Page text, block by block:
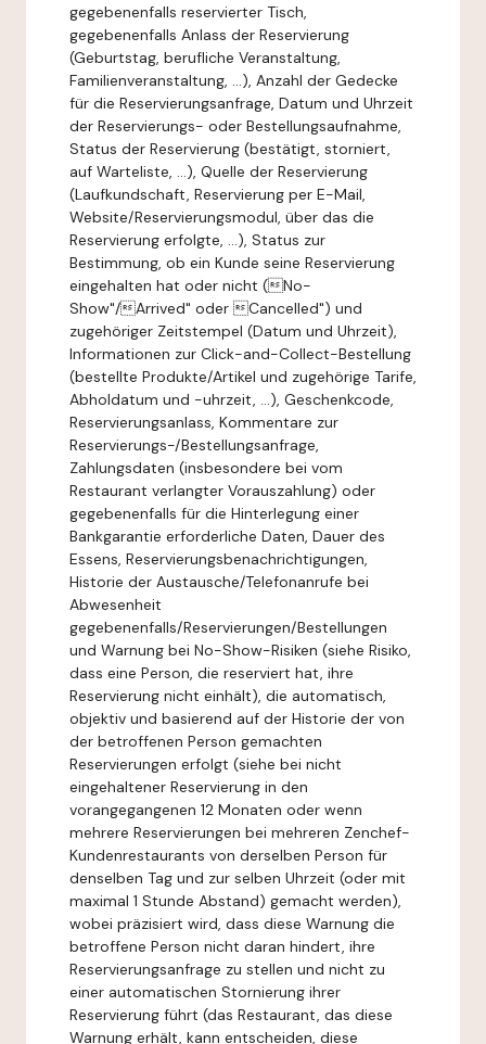
gegebenenfalls reservierter Tisch,
gegebenenfalls Anlass der Reservierung
(Geburtstag, berufliche Veranstaltung,
Familienveranstaltung, ...), Anzahl der Gedecke
für die Reservierungsanfrage, Datum und Uhrzeit
der Reservierungs- oder Bestellungsaufnahme,
Status der Reservierung (bestätigt, storniert,
auf Warteliste, ...), Quelle der Reservierung
(Laufkundschaft, Reservierung per E-Mail,
Website/Reservierungsmodul, über das die
Reservierung erfolgte, ...), Status zur
Bestimmung, ob ein Kunde seine Reservierung
eingehalten hat oder nicht (No-
Show"/Arrived" oder Cancelled") und
zugehöriger Zeitstempel (Datum und Uhrzeit),
Informationen zur Click-and-Collect-Bestellung
(bestellte Produkte/Artikel und zugehörige Tarife,
Abholdatum und -uhrzeit, ...), Geschenkcode,
Reservierungsanlass, Kommentare zur
Reservierungs-/Bestellungsanfrage,
Zahlungsdaten (insbesondere bei vom
Restaurant verlangter Vorauszahlung) oder
gegebenenfalls für die Hinterlegung einer
Bankgarantie erforderliche Daten, Dauer des
Essens, Reservierungsbenachrichtigungen,
Historie der Austausche/Telefonanrufe bei
Abwesenheit
gegebenenfalls/Reservierungen/Bestellungen
und Warnung bei No-Show-Risiken (siehe Risiko,
dass eine Person, die reserviert hat, ihre
Reservierung nicht einhält), die automatisch,
objektiv und basierend auf der Historie der von
der betroffenen Person gemachten
Reservierungen erfolgt (siehe bei nicht
eingehaltener Reservierung in den
vorangegangenen 12 Monaten oder wenn
mehrere Reservierungen bei mehreren Zenchef-
Kundenrestaurants von derselben Person für
denselben Tag und zur selben Uhrzeit (oder mit
maximal 1 Stunde Abstand) gemacht werden),
wobei präzisiert wird, dass diese Warnung die
betroffene Person nicht daran hindert, ihre
Reservierungsanfrage zu stellen und nicht zu
einer automatischen Stornierung ihrer
Reservierung führt (das Restaurant, das diese
Warnung erhält, kann entscheiden, diese